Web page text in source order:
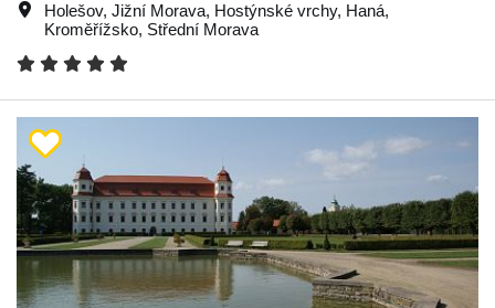
Holešov, Jižní Morava, Hostýnské vrchy, Haná,
Kroměřížsko, Střední Morava